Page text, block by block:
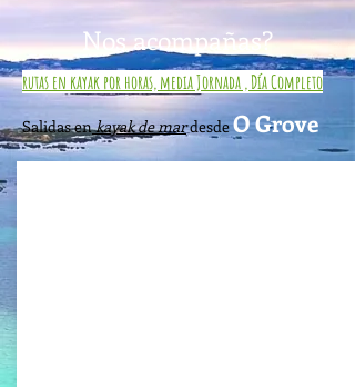
Nos acompañas?
rutas en kayak por horas, media Jornada , Día Completo
Salidas enkayak de mardesdeO Grove